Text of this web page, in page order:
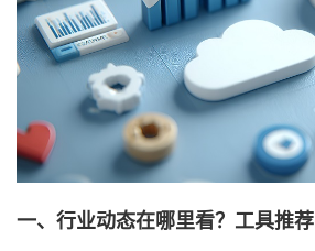
一、行业动态在哪里看？工具推荐